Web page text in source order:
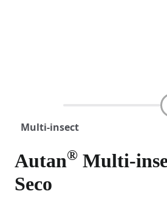
Multi-insect
Autan® Multi-
Seco